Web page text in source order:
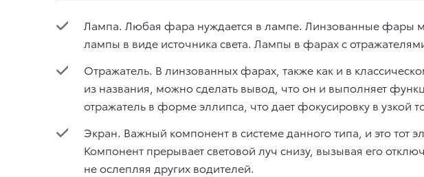
Лампа. Любая фара нуждается в лампе. Линзованные фары
лампы в виде источника света. Лампы в фарах с
Отражатель. В линзованных фарах, также как и в
из названия, можно сделать вывод, что он и выполняет
отражатель в форме эллипса, что дает фокусировку в узкой
Экран. Важный компонент в системе данного типа, и это тот
Компонент прерывает световой луч снизу, вызывая его
не ослепляя других водителей.